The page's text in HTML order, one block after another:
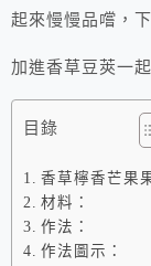
起來慢慢品嚐，
加進香草豆莢一
目錄
香草檸香芒果
材料：
作法：
作法圖示：